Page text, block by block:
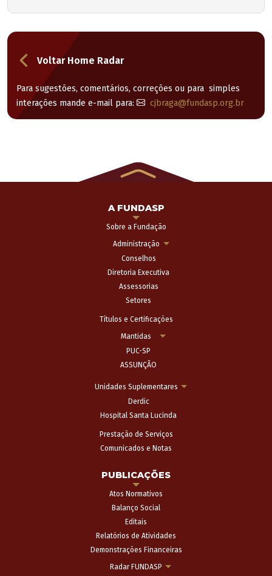
Voltar Home Radar
Para sugestões, comentários, correções ou para simples
interações mande e-mail para:
cjbraga@fundasp.org.br
A FUNDASP
Sobre a Fundação
Administração
Conselhos
Diretoria Executiva
Assessorias
Setores
Títulos e Certificações
Mantidas
PUC-SP
ASSUNÇÃO
Unidades Suplementares
Derdic
Hospital Santa Lucinda
Prestação de Serviços
Comunicados e Notas
PUBLICAÇÕES
Atos Normativos
Balanço Social
Editais
Relatórios de Atividades
Demonstrações Financeiras
Radar FUNDASP